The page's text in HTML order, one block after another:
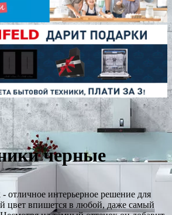
черные
отличное интерьерное решение для
цвет впишется в любой, даже самый